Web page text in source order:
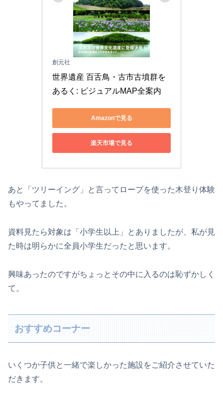
創元社
世界遺産 百舌鳥・古市古墳群を
あるく: ビジュアルMAP全案内
Amazonで見る
楽天市場で見る
あと「ツリーイング」と言ってロープを使った木登り体験
もやってました。
資料見たら対象は「小学生以上」とありましたが、私が見
た時は明らかに全員小学生だったと思います。
興味あったのですがちょっとその中に入るのは恥ずかしく
て。
おすすめコーナー
いくつか子供と一緒で楽しかった施設をご紹介させていた
だきます。